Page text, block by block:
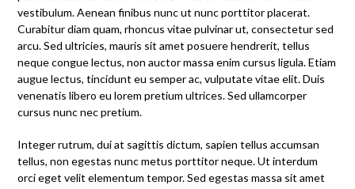
vestibulum. Aenean finibus nunc ut nunc porttitor placerat.
Curabitur diam quam, rhoncus vitae pulvinar ut, consectetur sed
arcu. Sed ultricies, mauris sit amet posuere hendrerit, tellus
neque congue lectus, non auctor massa enim cursus ligula. Etiam
augue lectus, tincidunt eu semper ac, vulputate vitae elit. Duis
venenatis libero eu lorem pretium ultrices. Sed ullamcorper
cursus nunc nec pretium.
Integer rutrum, dui at sagittis dictum, sapien tellus accumsan
tellus, non egestas nunc metus porttitor neque. Ut interdum
orci eget velit elementum tempor. Sed egestas massa sit amet